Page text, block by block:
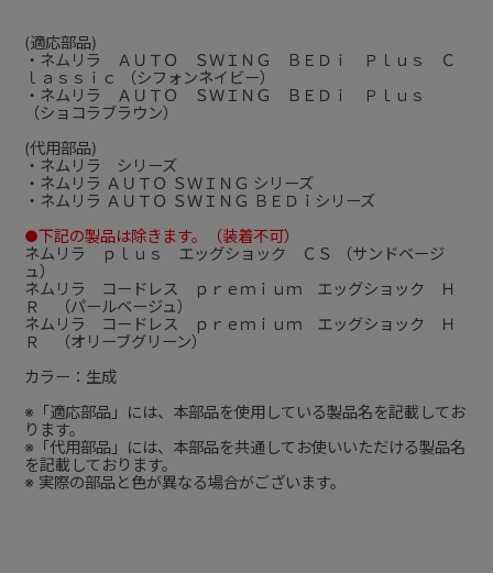
(適応部品)
・ネムリラ ＡＵＴＯ ＳＷＩＮＧ ＢＥＤｉ Ｐｌｕｓ Ｃ
ｌａｓｓｉｃ （シフォンネイビー）
・ネムリラ ＡＵＴＯ ＳＷＩＮＧ ＢＥＤｉ Ｐｌｕｓ
（ショコラブラウン）
(代用部品)
・ネムリラ シリーズ
・ネムリラ ＡＵＴＯ ＳＷＩＮＧ シリーズ
・ネムリラ ＡＵＴＯ ＳＷＩＮＧ ＢＥＤｉシリーズ
●下記の製品は除きます。（装着不可）
ネムリラ ｐｌｕｓ エッグショック ＣＳ （サンドベージ
ュ）
ネムリラ コードレス ｐｒｅｍｉｕｍ エッグショック Ｈ
Ｒ （パールベージュ）
ネムリラ コードレス ｐｒｅｍｉｕｍ エッグショック Ｈ
Ｒ （オリーブグリーン）
カラー：生成
※「適応部品」には、本部品を使用している製品名を記載してお
ります。
※「代用部品」には、本部品を共通してお使いいただける製品名
を記載しております。
※ 実際の部品と色が異なる場合がございます。